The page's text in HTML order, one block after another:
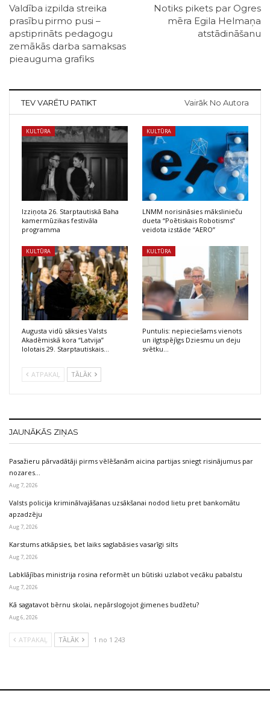
Valdība izpilda streika
prasību pirmo pusi –
apstiprināts pedagogu
zemākās darba samaksas
pieauguma grafiks
Notiks pikets par Ogres
mēra Egila Helmaņa
atstādināšanu
TEV VARĒTU PATIKT Vairāk No Autora
KULTŪRA
Izziņota 26. Starptautiskā Baha
kamermūzikas festivāla
programma
KULTŪRA
LNMM norisināsies mākslinieču
dueta “Poētiskais Robotisms”
veidota izstāde “AERO”
KULTŪRA
Augusta vidū sāksies Valsts
Akadēmiskā kora “Latvija”
lolotais 29. Starptautiskais…
KULTŪRA
Puntulis: nepieciešams vienots
un ilgtspējīgs Dziesmu un deju
svētku…
ATPAKAĻ TĀLĀK
JAUNĀKĀS ZIŅAS
Pasažieru pārvadātāji pirms vēlēšanām aicina partijas sniegt risinājumus par
nozares…
Aug 7, 2026
Valsts policija kriminālvajāšanas uzsākšanai nodod lietu pret bankomātu
apzadzēju
Aug 7, 2026
Karstums atkāpsies, bet laiks saglabāsies vasarīgi silts
Aug 7, 2026
Labklājības ministrija rosina reformēt un būtiski uzlabot vecāku pabalstu
Aug 7, 2026
Kā sagatavot bērnu skolai, nepārslogojot ģimenes budžetu?
Aug 6, 2026
ATPAKAĻ TĀLĀK 1 no 1 243